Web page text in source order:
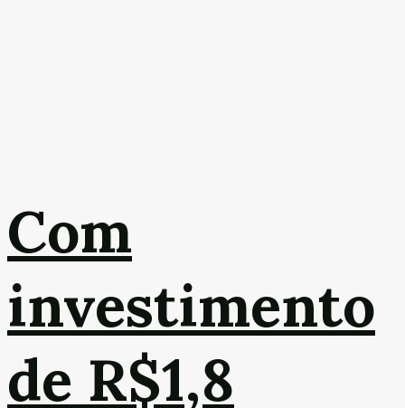
Com
investimento
de R$1,8